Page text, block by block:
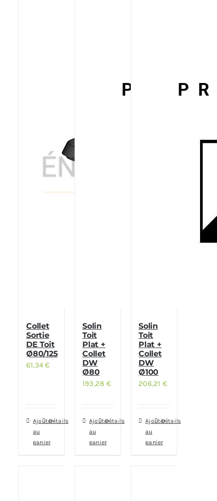
Collet
Sortie
DE Toit
Ø80/125
61,34€
Ajouter
au
panier
Détails
Solin
Toit
Plat +
Collet
DW
Ø80
193,28 €
Ajouter
au
panier
Détails
Solin
Toit
Plat +
Collet
DW
Ø100
206,21 €
Ajouter
au
panier
Détails